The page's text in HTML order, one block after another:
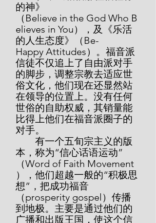
的神》
（Believe in the God Who B
elieves in You），及《乐活
的人生态度》（Be-
Happy Attitudes）。福音派
信徒不仅追上了自由派对手
的脚步，调整宗教去适应世
俗文化，他们现在还显然站
在领导的位置上。没有任何
世俗的自助权威，其销量能
比得上他们在福音派圈子的
对手。
本，称为“信心话语运动”
（Word of Faith Movement
），他们超越一般的“积极思
想”，把成功福音
（prosperity gospel）传播
到地极。主要是通过他们的
广播和出版王国，使这个信